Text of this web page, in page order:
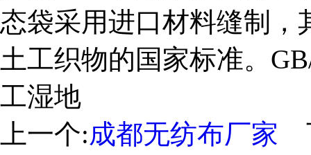
态袋采用进口材料缝制
土工织物的国家标准。
工湿地
上一个:成都无纺布厂家